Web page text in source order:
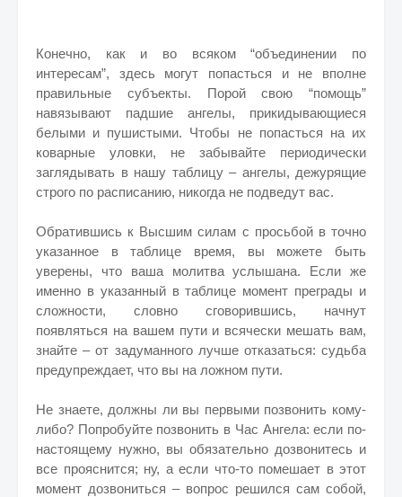
Конечно, как и во всяком “объединении по
интересам”, здесь могут попасться и не вполне
правильные субъекты. Порой свою “помощь”
навязывают падшие ангелы, прикидывающиеся
белыми и пушистыми. Чтобы не попасться на их
коварные уловки, не забывайте периодически
заглядывать в нашу таблицу – ангелы, дежурящие
строго по расписанию, никогда не подведут вас.
Обратившись к Высшим силам с просьбой в точно
указанное в таблице время, вы можете быть
уверены, что ваша молитва услышана. Если же
именно в указанный в таблице момент преграды и
сложности, словно сговорившись, начнут
появляться на вашем пути и всячески мешать вам,
знайте – от задуманного лучше отказаться: судьба
предупреждает, что вы на ложном пути.
Не знаете, должны ли вы первыми позвонить кому-
либо? Попробуйте позвонить в Час Ангела: если по-
настоящему нужно, вы обязательно дозвонитесь и
все прояснится; ну, а если что-то помешает в этот
момент дозвониться – вопрос решился сам собой,